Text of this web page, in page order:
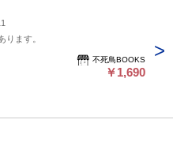
ります。
不死鳥BOOKS
￥1,690